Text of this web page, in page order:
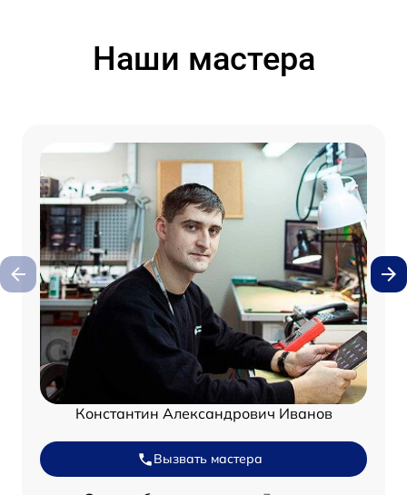
Наши мастера
Константин Александрович Иванов
Вызвать мастера